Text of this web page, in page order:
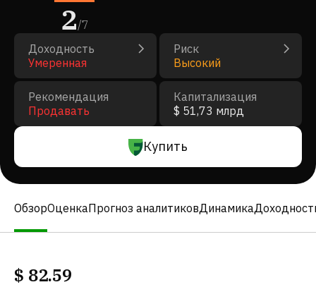
2/7
Доходность
Умеренная
Риск
Высокий
Рекомендация
Продавать
Капитализация
$ 51,73 млрд
Купить
ОбзорОценкаПрогноз аналитиковДинамика
$ 82.59